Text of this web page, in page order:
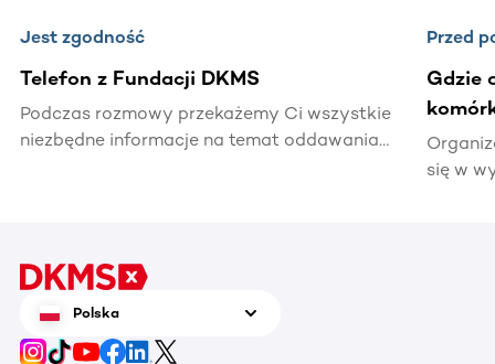
Jest zgodność
Telefon z Fundacji DKMS
Podczas rozmowy przekażemy Ci wszystkie
niezbędne informacje na temat oddawania
Przed
Gdzie
się w
Polska